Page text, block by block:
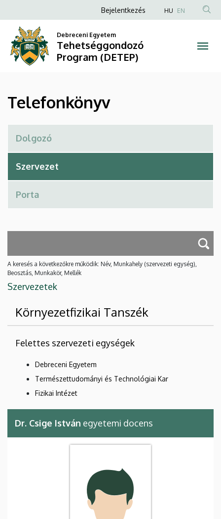
Telefonkönyv
Tehetséggondozó
Program
(DETEP)
a
tartalomra
Anonim
fiók
menüje
Bejelentkezés HU EN
Debreceni Egyetem
Tehetséggondozó
Program (DETEP)
Telefonkönyv
A keresés a következőkre működik: Név, Munkahely (szervezeti egység),
Beosztás, Munkakör, Mellék
Szervezetek
Környezetfizikai Tanszék
Felettes szervezeti egységek
Debreceni Egyetem
Természettudományi és Technológiai Kar
Fizikai Intézet
Dr. Csige István egyetemi docens